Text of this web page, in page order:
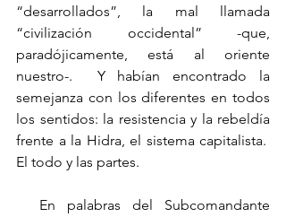
“desarrollados”, la mal llamada
“civilización occidental” -que,
paradójicamente, está al oriente
nuestro-.  Y habían encontrado la
semejanza con los diferentes en todos
los sentidos: la resistencia y la rebeldía
frente a la Hidra, el sistema capitalista.
El todo y las partes.
En palabras del Subcomandante